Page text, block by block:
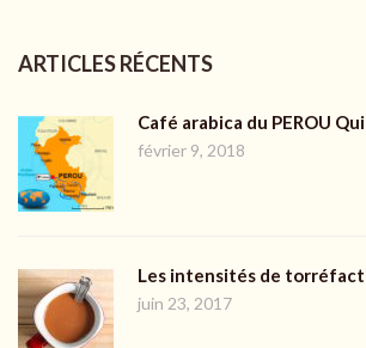
ARTICLES RÉCENTS
Café arabica du PEROU
février 9, 2018
Les intensités de
juin 23, 2017